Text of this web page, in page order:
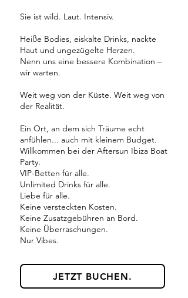
Sie ist wild. Laut. Intensiv.
Heiße Bodies, eiskalte Drinks, nackte
Haut und ungezügelte Herzen.
Nenn uns eine bessere Kombination –
wir warten.
Weit weg von der Küste. Weit weg von
der Realität.
Ein Ort, an dem sich Träume echt
anfühlen... auch mit kleinem Budget.
Willkommen bei der Aftersun Ibiza Boat
Party.
VIP-Betten für alle.
Unlimited Drinks für alle.
Liebe für alle.
Keine versteckten Kosten.
Keine Zusatzgebühren an Bord.
Keine Überraschungen.
Nur Vibes.
JETZT BUCHEN.